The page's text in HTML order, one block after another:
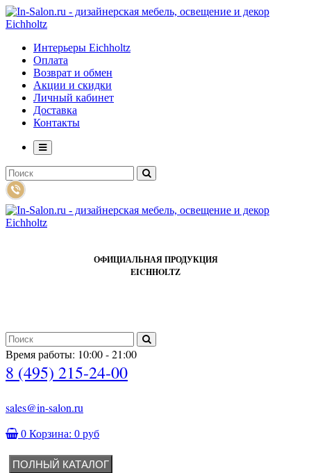
Интерьеры Eichholtz
Оплата
Возврат и обмен
Акции и скидки
Личный кабинет
Доставка
Контакты
ОФИЦИАЛЬНАЯ ПРОДУКЦИЯ
EICHHOLTZ
Время работы: 10:00 - 21:00
8 (495) 215-24-00
sales@in-salon.ru
0 Корзина: 0 руб
ПОЛНЫЙ КАТАЛОГ